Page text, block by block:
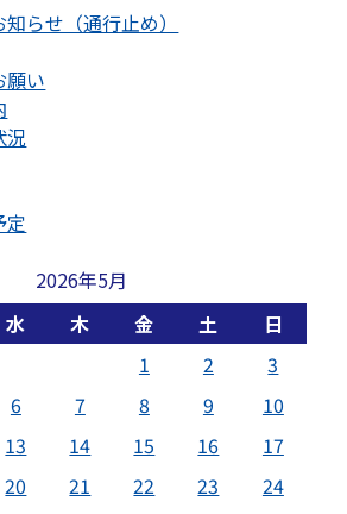
らせ（通行止め）
願い
況
定
2026年5月
水 木 金 土
日
1
2
3
6 7 8 9
10
13 14 15 16
17
20 21 22 23
24